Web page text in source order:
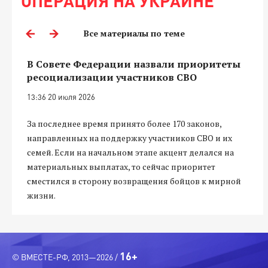
Все материалы по теме
В Совете Федерации назвали приоритеты
ресоциализации участников СВО
13:36 20 июля 2026
За последнее время принято более 170 законов,
направленных на поддержку участников СВО и их
семей. Если на начальном этапе акцент делался на
материальных выплатах, то сейчас приоритет
сместился в сторону возвращения бойцов к мирной
жизни.
© ВМЕСТЕ-РФ, 2013—2026 / 16+